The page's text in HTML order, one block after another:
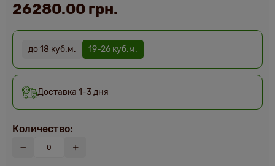
до 18 куб.м. 19-26 куб.м.
Доставка 1-3 дня
26280.00 грн.
Количество: